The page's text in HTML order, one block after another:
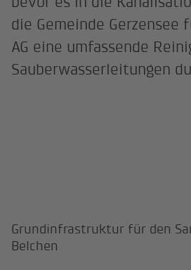
die Gemeinde Gerzensee
AG eine umfassende
Sauberwasserleitungen
Grundinfrastruktur
Grundinfrastruktur für den
Belchen